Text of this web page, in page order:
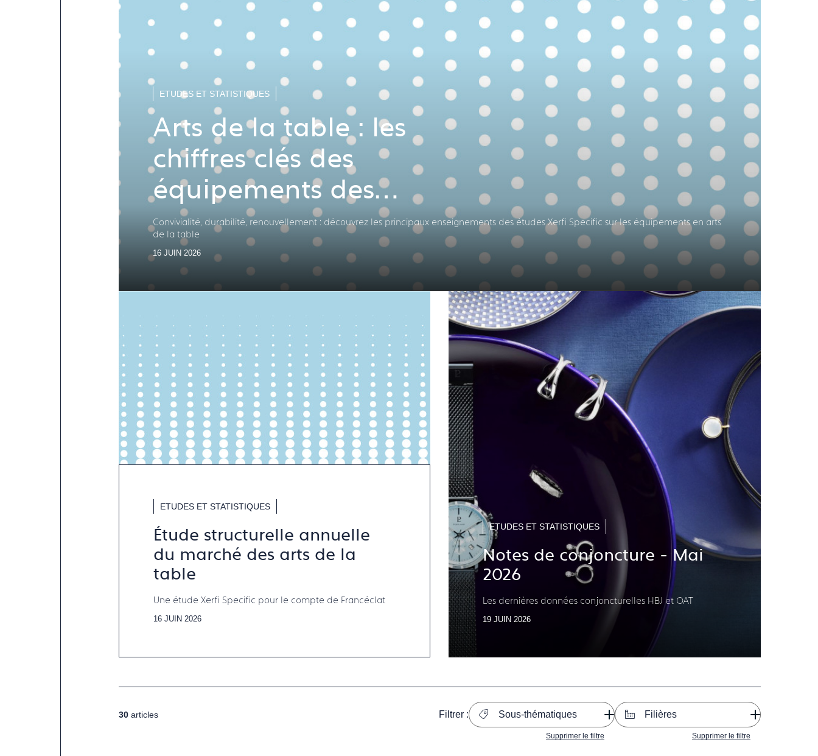
ETUDES ET STATISTIQUES
Arts de la table : les
chiffres clés des
équipements des
ménages et des CHR
Convivialité, durabilité, renouvellement : découvrez les principaux enseignements des études Xerfi Specific sur les équipements en arts
de la table
16 JUIN 2026
ETUDES ET STATISTIQUES
Étude structurelle annuelle
du marché des arts de la
table
Une étude Xerfi Specific pour le compte de Francéclat
16 JUIN 2026
ETUDES ET STATISTIQUES
Notes de conjoncture - Mai
2026
Les dernières données conjoncturelles HBJ et OAT
19 JUIN 2026
30articles Filtrer : Sous-thématiques
Supprimer le filtre
Filières
Supprimer le filtre